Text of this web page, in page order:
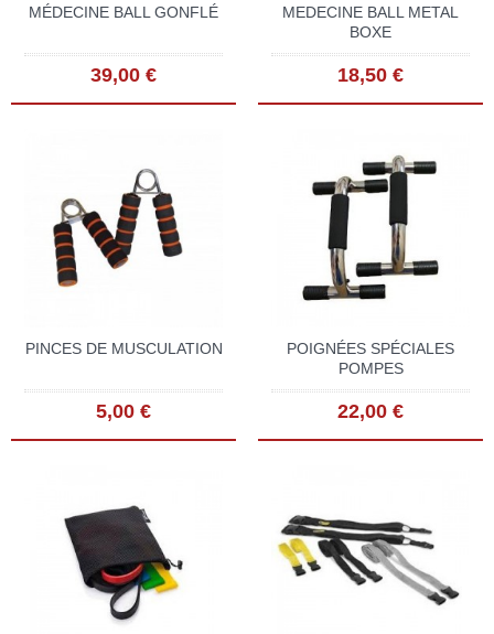
MÉDECINE BALL GONFLÉ
39,00 €
MEDECINE BALL METAL
BOXE
18,50 €
PINCES DE MUSCULATION
5,00 €
POIGNÉES SPÉCIALES
POMPES
22,00 €